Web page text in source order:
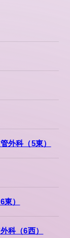
外科（5東）
）
科（6西）